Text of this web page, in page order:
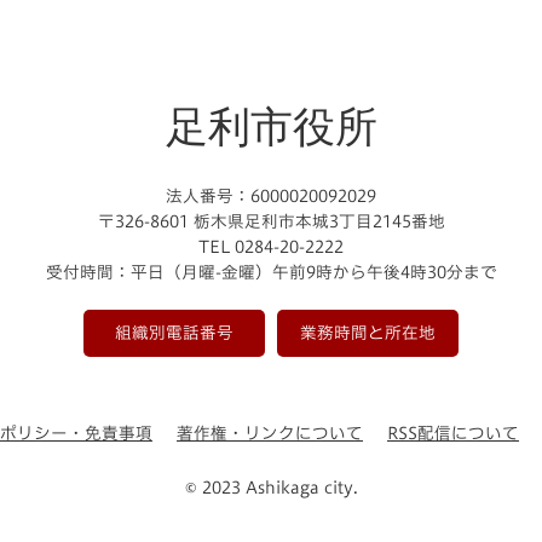
足利市役所
法人番号：6000020092029
〒326-8601 栃木県足利市本城3丁目2145番地
TEL 0284-20-2222
受付時間：平日（月曜-金曜）午前9時から午後4時30分まで
組織別電話番号 業務時間と所在地
リシー・免責事項 著作権・リンクについて RSS配信について
© 2023 Ashikaga city.